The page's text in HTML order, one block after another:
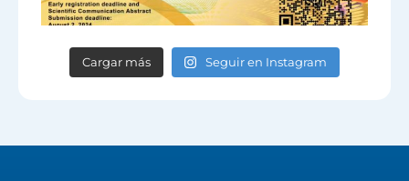
Cargar más Seguir en Instagram